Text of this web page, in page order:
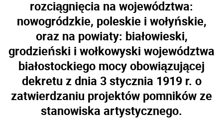
rozciągnięcia na województwa:
nowogródzkie, poleskie i wołyńskie,
oraz na powiaty: białowieski,
grodzieński i wołkowyski województwa
białostockiego mocy obowiązującej
dekretu z dnia 3 stycznia 1919 r. o
zatwierdzaniu projektów pomników ze
stanowiska artystycznego.